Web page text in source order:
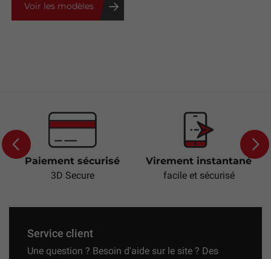
Voir les modèles
Previous
Paiement sécurisé
3D Secure
Virement instantané
facile et sécurisé
Service client
Une question ? Besoin d'aide sur le site ? Des